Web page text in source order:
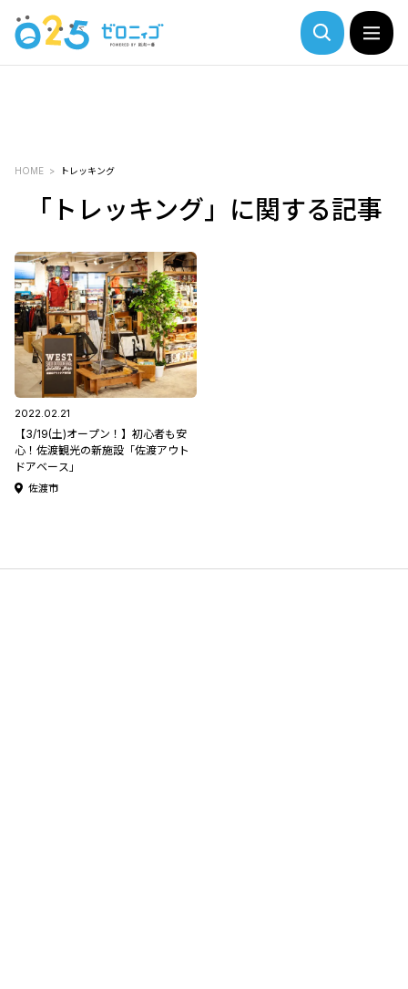
HOME トレッキング
「トレッキング」に関する記事
2022.02.21
【3/19(土)オープン！】初心者も安
心！佐渡観光の新施設「佐渡アウト
ドアベース」
佐渡市